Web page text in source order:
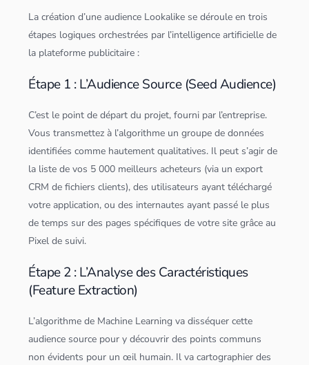
La création d’une audience Lookalike se déroule en trois
étapes logiques orchestrées par l’intelligence artificielle de
la plateforme publicitaire :
Étape 1 : L’Audience Source (Seed Audience)
C’est le point de départ du projet, fourni par l’entreprise.
Vous transmettez à l’algorithme un groupe dedonnées
identifiées comme hautement qualitatives. Il peut s’agir de
la liste de vos 5 000 meilleurs acheteurs (via un export
CRM de fichiers clients), des utilisateurs ayant téléchargé
votreapplication, ou des internautes ayant passé le plus
de temps sur des pages spécifiques de votre site grâce au
Pixel de suivi.
Étape 2 : L’Analyse des Caractéristiques
(Feature Extraction)
L’algorithme de Machine Learning va disséquer cette
audience source pour y découvrir des points communs
non évidents pour un œil humain. Il va cartographier des